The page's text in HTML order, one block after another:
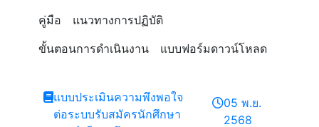
คู่มือ
แนวทางการปฏิบัติ
ขั้นตอนการดำเนินงาน
แบบฟอร์มดาวน์โหลด
แบบประเมินความพึงพอใจ
ต่อระบบรับสมัครนักศึกษา
05 พ.ย.
2568